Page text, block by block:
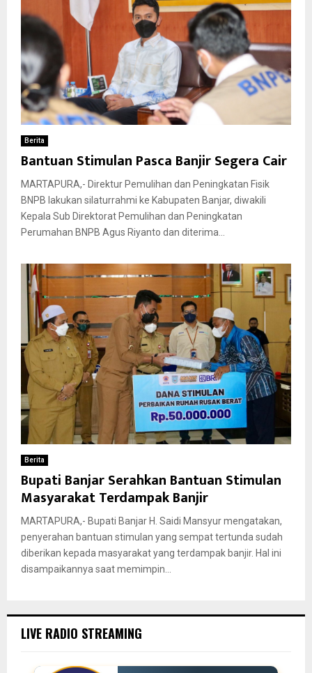
Berita
Bantuan Stimulan Pasca Banjir Segera Cair
MARTAPURA,- Direktur Pemulihan dan Peningkatan Fisik
BNPB lakukan silaturrahmi ke Kabupaten Banjar, diwakili
Kepala Sub Direktorat Pemulihan dan Peningkatan
Perumahan BNPB Agus Riyanto dan diterima...
Berita
Bupati Banjar Serahkan Bantuan Stimulan
Masyarakat Terdampak Banjir
MARTAPURA,- Bupati Banjar H. Saidi Mansyur mengatakan,
penyerahan bantuan stimulan yang sempat tertunda sudah
diberikan kepada masyarakat yang terdampak banjir. Hal ini
disampaikannya saat memimpin...
LIVE RADIO STREAMING